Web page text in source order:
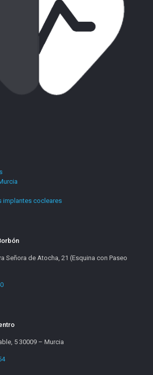
implantes cocleares
Señora de Atocha, 21 (Esquina con Paseo
5 30009 – Murcia